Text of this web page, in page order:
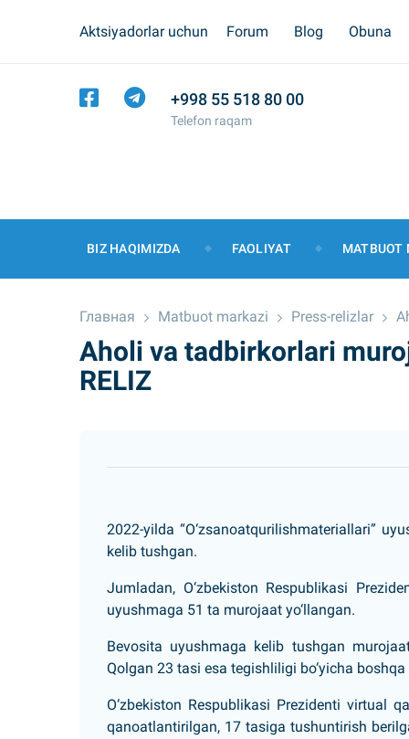
Aktsiyadorlar uchun Forum Blog Obuna
+998 55 518 80 00
Telefon raqam
BIZ HAQIMIZDA FAOLIYAT MATBUOT
Главная Matbuot markazi Press-relizlar
Aholi va tadbirkorlari
RЕLIZ
2022-yilda “O‘zsanoatqurilishmateriallari”
kelib tushgan.
Jumladan, O‘zbekiston Respublikasi
uyushmaga 51 ta murojaat yo‘llangan.
Bevosita uyushmaga kelib tushgan
Qolgan 23 tasi esa tegishliligi bo‘yicha
O‘zbekiston Respublikasi Prezidenti virtual
qanoatlantirilgan, 17 tasiga tushuntirish